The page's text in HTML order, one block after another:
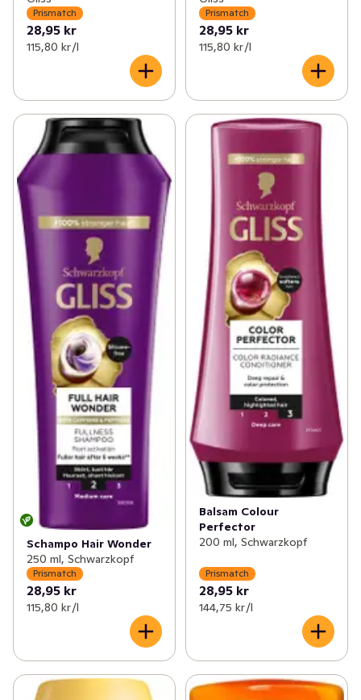
Prismatch
28,95 kr
115,80 kr /l
Prismatch
28,95 kr
115,80 kr /l
Schampo Hair Wonder
250 ml, Schwarzkopf
Prismatch
28,95 kr
115,80 kr /l
Balsam Colour
Perfector
200 ml, Schwarzkopf
Prismatch
28,95 kr
144,75 kr /l